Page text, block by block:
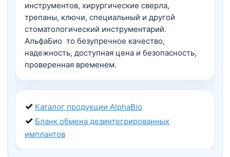
инструментов, хирургические сверла,
трепаны, ключи, специальный и другой
стоматологический инструментарий.
АльфаБио то безупречное качество,
надежность, доступная цена и безопасность,
проверенная временем.
✓ Каталог продукции AlphaBio
✓ Бланк обмена дезинтегрированных
имплантов